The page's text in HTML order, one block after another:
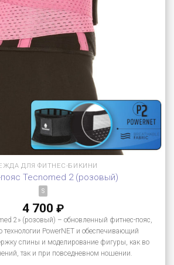
ДЛЯ ФИТНЕС-БИКИНИ
Tecnomed 2 (розовый)
S
4 700 ₽
2» (розовый) – обновленный фитнес-пояс,
PowerNET и обеспечивающий
спины и моделирование фигуры, как во
так и при повседневном ношении.